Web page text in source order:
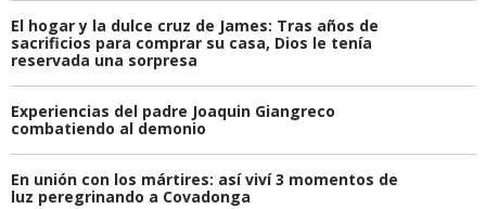
El hogar y la dulce cruz de James: Tras años de
sacrificios para comprar su casa, Dios le tenía
reservada una sorpresa
Experiencias del padre Joaquin Giangreco
combatiendo al demonio
En unión con los mártires: así viví 3 momentos de
luz peregrinando a Covadonga